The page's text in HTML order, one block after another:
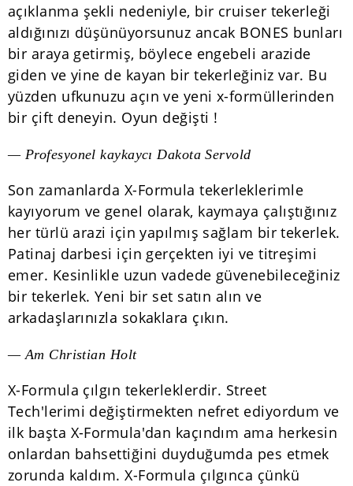
açıklanma şekli nedeniyle, bir cruiser tekerleği
aldığınızı düşünüyorsunuz ancak BONES bunları
bir araya getirmiş, böylece engebeli arazide
giden ve yine de kayan bir tekerleğiniz var. Bu
yüzden ufkunuzu açın ve yeni x-formüllerinden
bir çift deneyin. Oyun değişti !
— Profesyonel kaykaycı Dakota Servold
Son zamanlarda X-Formula tekerleklerimle
kayıyorum ve genel olarak, kaymaya çalıştığınız
her türlü arazi için yapılmış sağlam bir tekerlek.
Patinaj darbesi için gerçekten iyi ve titreşimi
emer. Kesinlikle uzun vadede güvenebileceğiniz
bir tekerlek. Yeni bir set satın alın ve
arkadaşlarınızla sokaklara çıkın.
— Am Christian Holt
X-Formula çılgın tekerleklerdir. Street
Tech'lerimi değiştirmekten nefret ediyordum ve
ilk başta X-Formula'dan kaçındım ama herkesin
onlardan bahsettiğini duyduğumda pes etmek
zorunda kaldım. X-Formula çılgınca çünkü